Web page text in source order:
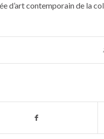
d’art contemporain de la